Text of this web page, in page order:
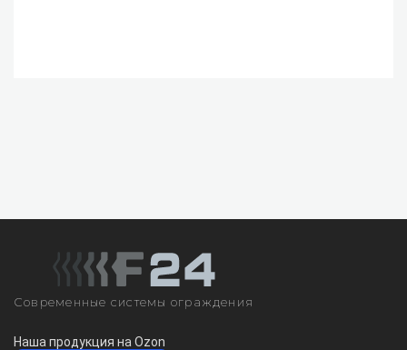
Современные системы ограждения
Наша продукция на Ozon